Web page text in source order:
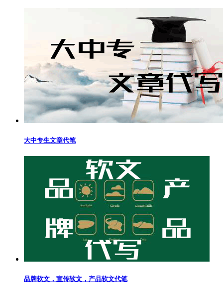
大中专生文章代笔
品牌软文，宣传软文，产品软文代笔